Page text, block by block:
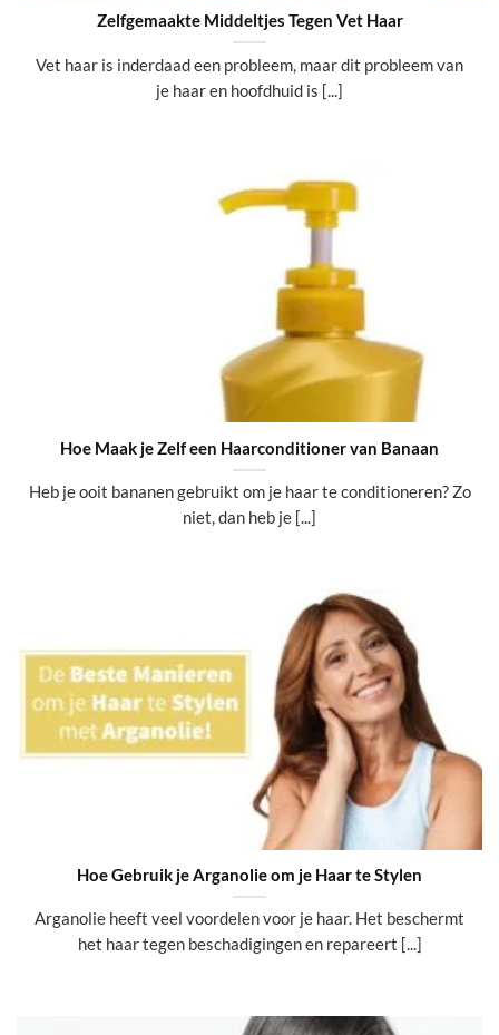
Zelfgemaakte Middeltjes Tegen Vet Haar
Vet haar is inderdaad een probleem, maar dit probleem van
je haar en hoofdhuid is [...]
Hoe Maak je Zelf een Haarconditioner van Banaan
Heb je ooit bananen gebruikt om je haar te conditioneren? Zo
niet, dan heb je [...]
Hoe Gebruik je Arganolie om je Haar te Stylen
Arganolie heeft veel voordelen voor je haar. Het beschermt
het haar tegen beschadigingen en repareert [...]